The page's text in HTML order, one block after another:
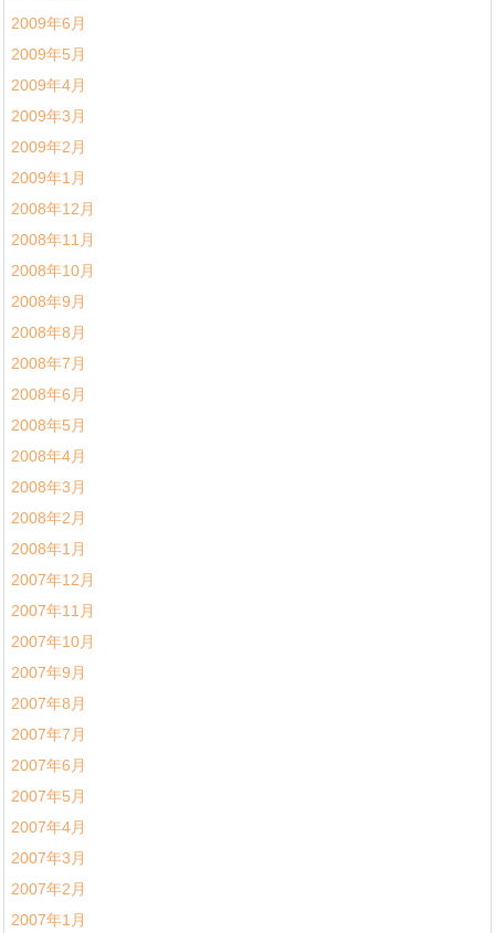
2009年6月
2009年5月
2009年4月
2009年3月
2009年2月
2009年1月
2008年12月
2008年11月
2008年10月
2008年9月
2008年8月
2008年7月
2008年6月
2008年5月
2008年4月
2008年3月
2008年2月
2008年1月
2007年12月
2007年11月
2007年10月
2007年9月
2007年8月
2007年7月
2007年6月
2007年5月
2007年4月
2007年3月
2007年2月
2007年1月